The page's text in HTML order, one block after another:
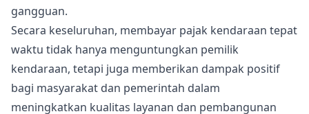
gangguan.
Secara keseluruhan, membayar pajak kendaraan tepat
waktu tidak hanya menguntungkan pemilik
kendaraan, tetapi juga memberikan dampak positif
bagi masyarakat dan pemerintah dalam
meningkatkan kualitas layanan dan pembangunan